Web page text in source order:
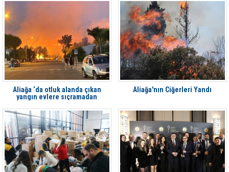
Aliağa ‘da otluk alanda çıkan
yangın evlere sıçramadan
Aliağa'nın Ciğerleri Yandı